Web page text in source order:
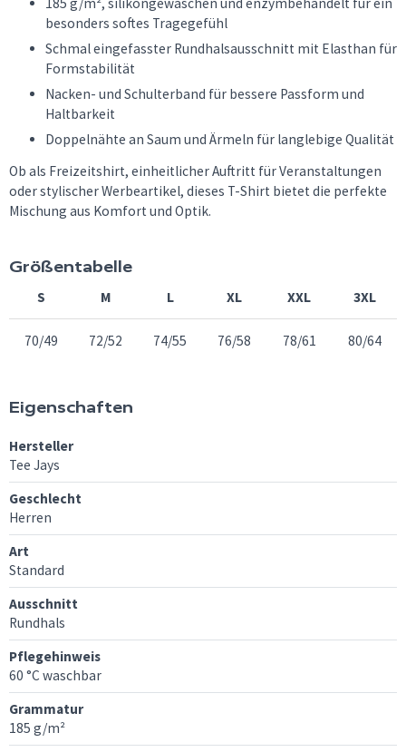
besonders softes Tragegefühl
Schmal eingefasster Rundhalsausschnitt mit Elasthan für
Formstabilität
Nacken- und Schulterband für bessere Passform und
Haltbarkeit
Doppelnähte an Saum und Ärmeln für langlebige Qualität
Ob als Freizeitshirt, einheitlicher Auftritt für Veranstaltungen
oder stylischer Werbeartikel, dieses T-Shirt bietet die perfekte
Mischung aus Komfort und Optik.
Größentabelle
S M L XL XXL 3XL
70/49 72/52 74/55 76/58 78/61 80/64
Eigenschaften
Hersteller
Tee Jays
Geschlecht
Herren
Art
Standard
Ausschnitt
Rundhals
Pflegehinweis
60 °C waschbar
Grammatur
185 g/m²